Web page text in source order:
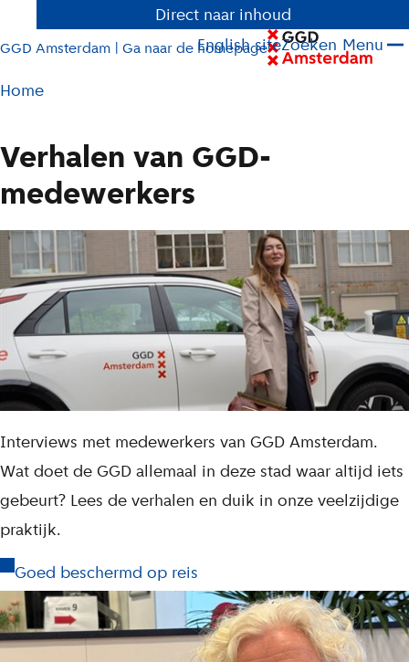
Direct naar inhoud
GGD Amsterdam | Ga naar de homepage
English siteZoeken Menu
Pad
huidige
Home
Verhalen van GGD-
medewerkers
L
j
t
L
e
e
s
t
e
k
s
Interviews met medewerkers van GGD Amsterdam.
Wat doet de GGD allemaal in deze stad waar altijd iets
gebeurt? Lees de verhalen en duik in onze veelzijdige
praktijk.
Goed beschermd op reis